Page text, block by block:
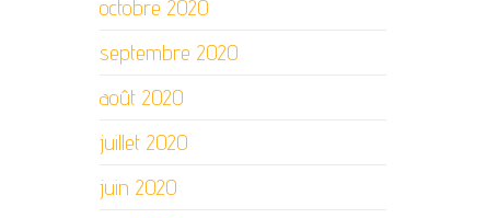
octobre 2020
septembre 2020
août 2020
juillet 2020
juin 2020